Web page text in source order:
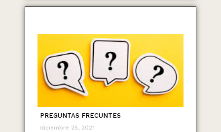
PREGUNTAS FRECUNTES
diciembre 25, 2021